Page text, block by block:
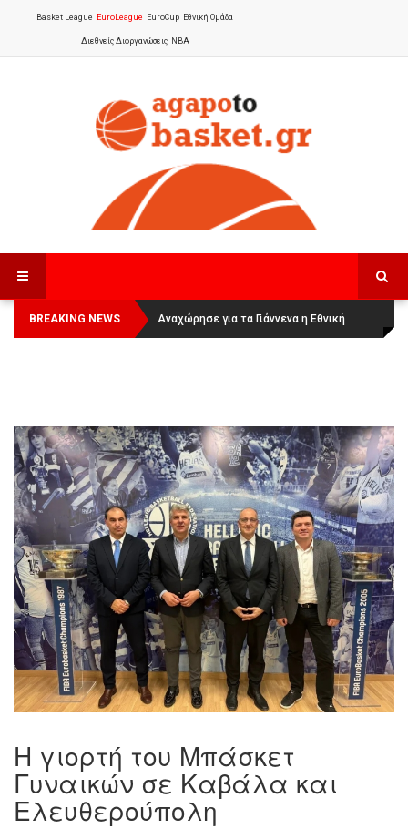
Basket League EuroLeague EuroCup Εθνική Ομάδα
Διεθνείς Διοργανώσεις NBA
BREAKING NEWS
Οι Πάνθηρες Καβάλας στην Women
Basketball League 1
Αναχώρησε για τα Γιάννενα η Εθνική
Γυναικών:
Η γιορτή του Μπάσκετ
Γυναικών σε Καβάλα και
Ελευθερούπολη